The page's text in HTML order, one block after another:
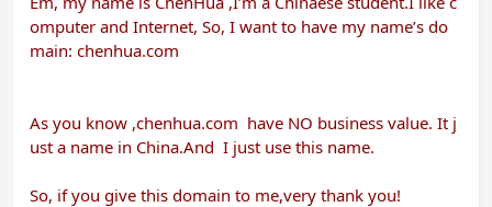
omputer and Internet, So, I want to have my name’s do
main: chenhua.com
As you know ,chenhua.com have NO business value. It j
ust a name in China.And I just use this name.
So, if you give this domain to me,very thank you!